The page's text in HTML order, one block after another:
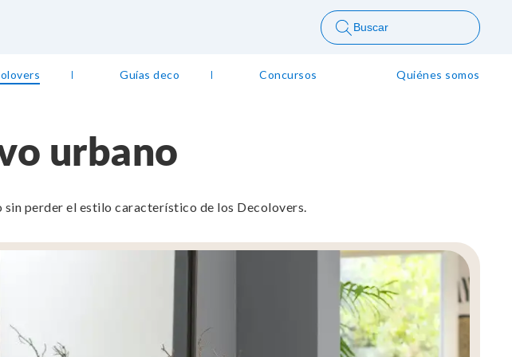
Buscar
Guías deco Concursos Quiénes somos
urbano
sin perder el estilo característico de los Decolovers.